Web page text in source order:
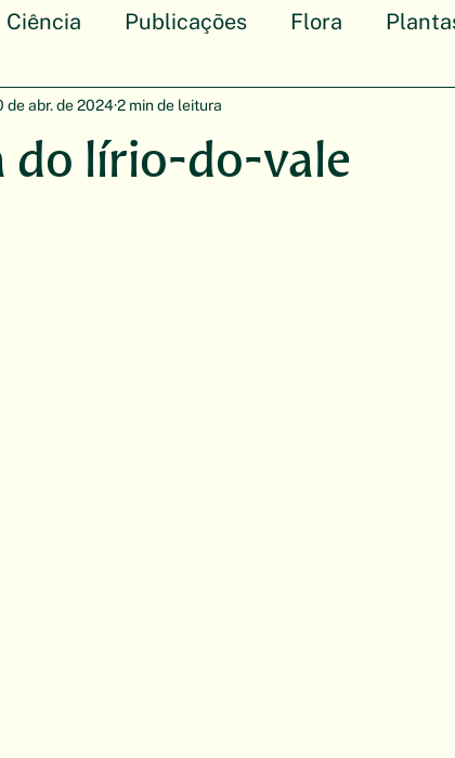
Ciência Publicações Flora
do lírio-do-vale
de abr. de 20242 min de leitura